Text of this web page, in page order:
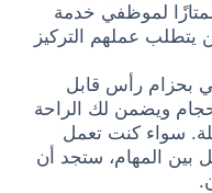
لموظفي خدمة
يتطلب عملهم التركيز
بحزام رأس قابل
ويضمن لك الراحة
سواء كنت تعمل
بين المهام، ستجد أن